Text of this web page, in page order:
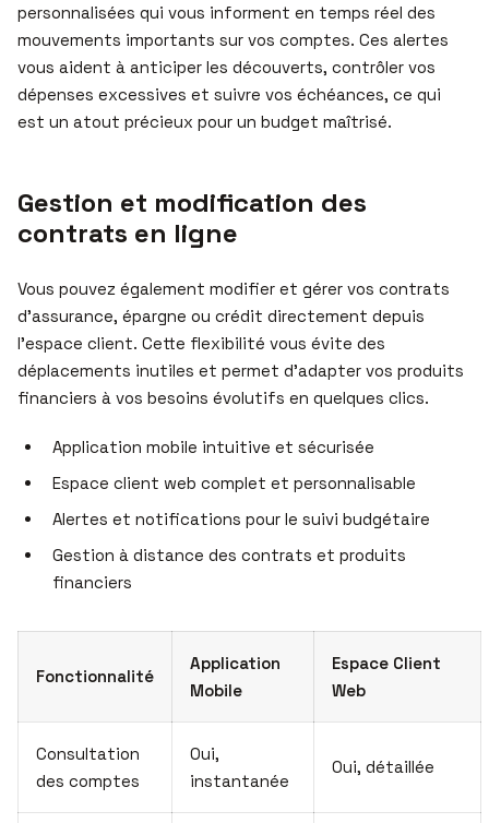
personnalisées qui vous informent en temps réel des
mouvements importants sur vos comptes. Ces alertes
vous aident à anticiper les découverts, contrôler vos
dépenses excessives et suivre vos échéances, ce qui
est un atout précieux pour un budget maîtrisé.
Gestion et modification des
contrats en ligne
Vous pouvez également modifier et gérer vos contrats
d’assurance, épargne ou crédit directement depuis
l’espace client. Cette flexibilité vous évite des
déplacements inutiles et permet d’adapter vos produits
financiers à vos besoins évolutifs en quelques clics.
Application mobile intuitive et sécurisée
Espace client web complet et personnalisable
Alertes et notifications pour le suivi budgétaire
Gestion à distance des contrats et produits
financiers
Fonctionnalité
Application
Mobile
Espace Client
Web
Consultation
des comptes
Oui,
instantanée
Oui, détaillée